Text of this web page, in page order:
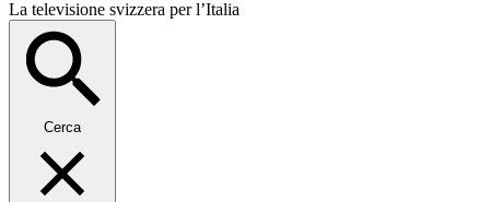
La televisione svizzera per l’Italia
Cerca